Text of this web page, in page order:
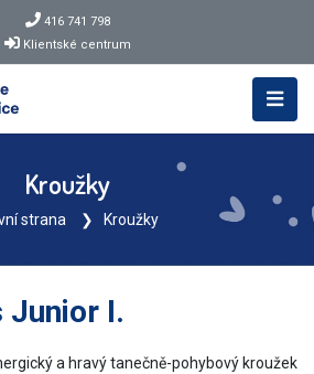
416 741 798
Klientské centrum
Kroužky
strana Kroužky
Junior I.
a hravý tanečně-pohybový kroužek